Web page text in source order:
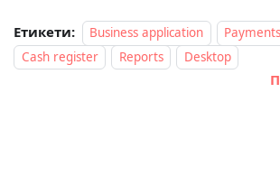
Етикети: Business application Payments
Cash register
Reports Desktop